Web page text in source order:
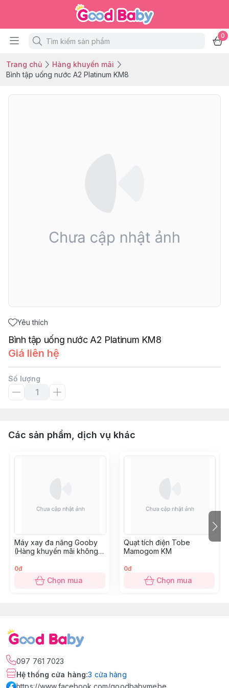
0
Trang chủ
Hàng khuyến mãi
Bình tập uống nước A2 Platinum KM8
Yêu thích
Bình tập uống nước A2 Platinum KM8
Giá liên hệ
Số lượng
Các sản phẩm, dịch vụ khác
Máy xay đa năng Gooby
(Hàng khuyến mãi không
0đ
Chọn mua
Quạt tích điện Tobe
Mamogom KM
0đ
Chọn mua
097 761 7023
Hệ thống cửa hàng:3 cửa hàng
https://www.facebook.com/goodbabymebe